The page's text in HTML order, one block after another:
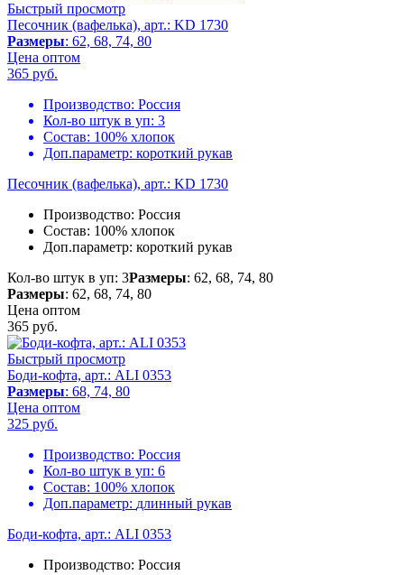
Быстрый просмотр
Песочник (вафелька), арт.: KD 1730
Размеры: 62, 68, 74, 80
Цена оптом
365 руб.
Производство: Россия
Кол-во штук в уп: 3
Состав: 100% хлопок
Доп.параметр: короткий рукав
Песочник (вафелька), арт.: KD 1730
Производство: Россия
Состав: 100% хлопок
Доп.параметр: короткий рукав
Кол-во штук в уп: 3Размеры: 62, 68, 74, 80
Размеры: 62, 68, 74, 80
Цена оптом
365 руб.
Быстрый просмотр
Боди-кофта, арт.: ALI 0353
Размеры: 68, 74, 80
Цена оптом
325 руб.
Производство: Россия
Кол-во штук в уп: 6
Состав: 100% хлопок
Доп.параметр: длинный рукав
Боди-кофта, арт.: ALI 0353
Производство: Россия